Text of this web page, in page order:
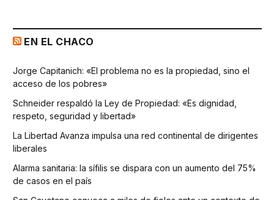
EN EL CHACO
Jorge Capitanich: «El problema no es la propiedad, sino el
acceso de los pobres»
Schneider respaldó la Ley de Propiedad: «Es dignidad,
respeto, seguridad y libertad»
La Libertad Avanza impulsa una red continental de dirigentes
liberales
Alarma sanitaria: la sífilis se dispara con un aumento del 75%
de casos en el país